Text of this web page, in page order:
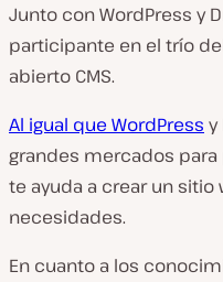
Junto con WordPress y
participante en el trío
abierto CMS.
Al igual que WordPress y
grandes mercados
te ayuda a crear un
necesidades.
En cuanto a los